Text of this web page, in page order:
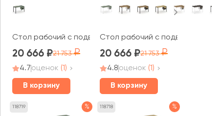
Стол рабочий с подвесной тумбой 1 открытой нишей
20 666 21 753
4.7оценок (1)
В корзину
Стол рабочий с подвесной
20 666 21 753
4.8оценок (1)
В корзину
118719 % 118718 %